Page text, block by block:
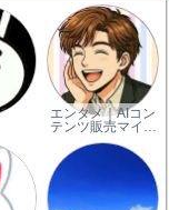
エンタメ｜AIコン
テンツ販売マイ…